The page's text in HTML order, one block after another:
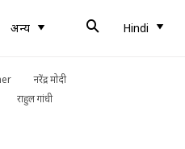
अन्य Hindi
नरेंद्र मोदी
राहुल गांधी